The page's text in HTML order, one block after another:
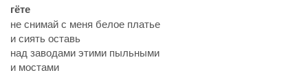
гёте
не снимай с меня белое платье
и сиять оставь
над заводами этими пыльными
и мостами